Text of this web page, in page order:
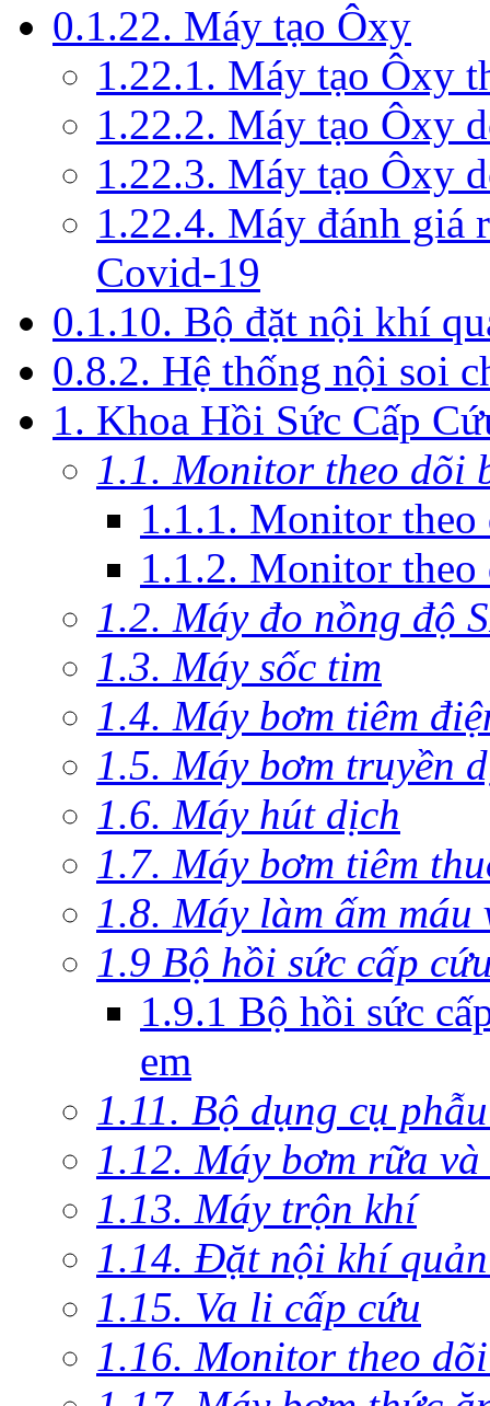
0.1.22. Máy tạo Ôxy
1.22.1. Máy tạo Ôxy
1.22.2. Máy tạo Ôxy
1.22.3. Máy tạo Ôxy
1.22.4. Máy đánh giá
Covid-19
0.1.10. Bộ đặt nội khí
0.8.2. Hệ thống nội soi
1. Khoa Hồi Sức Cấp
1.1. Monitor theo dõi
1.1.1. Monitor theo
1.1.2. Monitor
1.2. Máy đo nồng độ
1.3. Máy sốc tim
1.4. Máy bơm tiêm
1.5. Máy bơm truyền
1.6. Máy hút dịch
1.7. Máy bơm tiêm
1.8. Máy làm ấm máu
1.9 Bộ hồi sức cấp
1.9.1 Bộ hồi sức
em
1.11. Bộ dụng cụ
1.12. Máy bơm rữa
1.13. Máy trộn khí
1.14. Đặt nội khí
1.15. Va li cấp cứu
1.16. Monitor theo